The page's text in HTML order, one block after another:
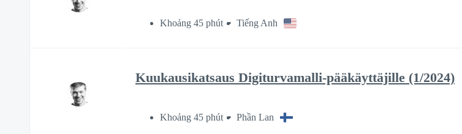
Khoảng 45 phút Tiếng Anh
Kuukausikatsaus Digiturvamalli-pääkäyttäjille (1/2024)
Khoảng 45 phút Phần Lan